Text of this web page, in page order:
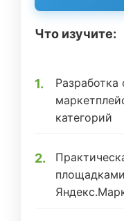
Что изучите:
Разработка
категорий